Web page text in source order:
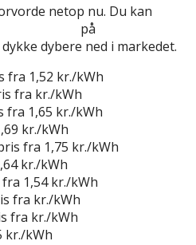
netop nu. Du kan
på
dybere ned i markedet.
fra 1,52 kr./kWh
fra kr./kWh
fra 1,65 kr./kWh
kr./kWh
fra 1,75 kr./kWh
kr./kWh
1,54 kr./kWh
fra kr./kWh
fra kr./kWh
kr./kWh